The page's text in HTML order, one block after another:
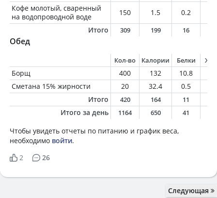
Кофе молотый, сваренный
на водопроводной воде
150 1.5 0.2
Итого
309 199 16
Обед
Кол-во Калории Белки
Борщ 400 132 10.8
Сметана 15% жирности
20 32.4 0.5
Итого
420 164 11
Итого за день 1164 650 41
Чтобы увидеть отчеты по питанию и график веса,
необходимо войти.
2
26
Следующая